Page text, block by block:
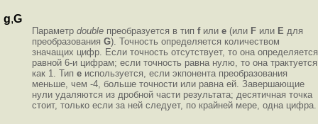
g,G
Параметр double преобразуется в тип fили e (или F или E для
преобразования G). Точность определяется количеством
значащих цифр. Если точность отсутствует, то она определяется
равной 6-и цифрам; если точность равна нулю, то она трактуется
как 1. Тип e используется, если экпонента преобразования
меньше, чем -4, больше точности или равна ей. Завершающие
нули удаляются из дробной части результата; десятичная точка
стоит, только если за ней следует, по крайней мере, одна цифра.